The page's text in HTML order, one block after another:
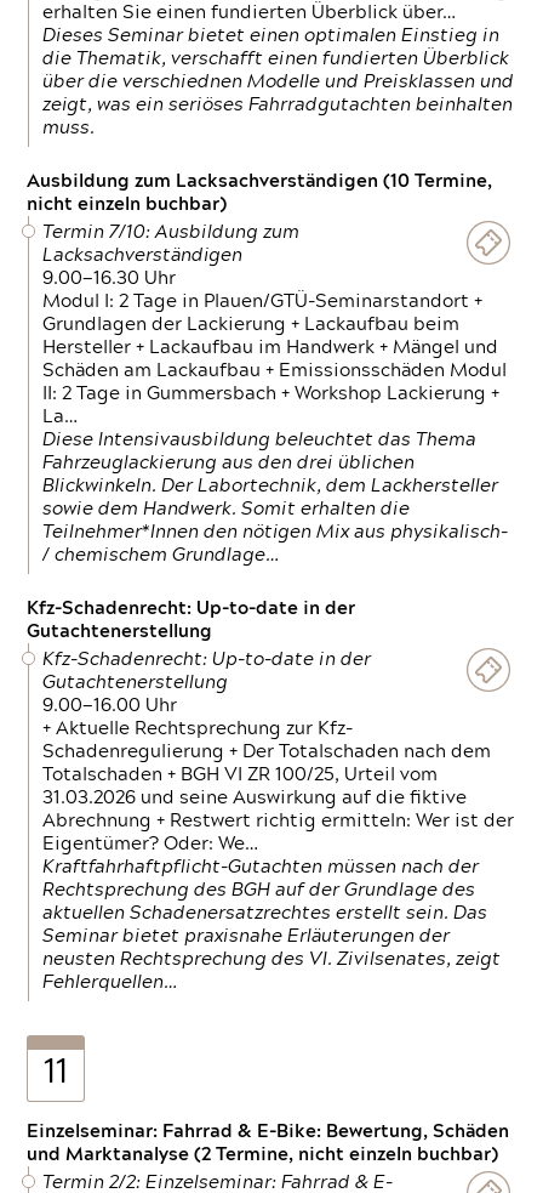
erhalten Sie einen fundierten Überblick über…
Dieses Seminar bietet einen optimalen Einstieg in
die Thematik, verschafft einen fundierten Überblick
über die verschiednen Modelle und Preisklassen und
zeigt, was ein seriöses Fahrradgutachten beinhalten
muss.
Ausbildung zum Lacksachverständigen (10 Termine,
nicht einzeln buchbar)
Termin 7/10: Ausbildung zum
Lacksachverständigen
9.00—16.30 Uhr
Modul I: 2 Tage in Plauen/GTÜ-Seminarstandort +
Grundlagen der Lackierung + Lackaufbau beim
Hersteller + Lackaufbau im Handwerk + Mängel und
Schäden am Lackaufbau + Emissionsschäden Modul
II: 2 Tage in Gummersbach + Workshop Lackierung +
La…
Diese Intensivausbildung beleuchtet das Thema
Fahrzeuglackierung aus den drei üblichen
Blickwinkeln. Der Labortechnik, dem Lackhersteller
sowie dem Handwerk. Somit erhalten die
Teilnehmer*Innen den nötigen Mix aus physikalisch-
/ chemischem Grundlage…
Kfz-Schadenrecht: Up-to-date in der
Gutachtenerstellung
Kfz-Schadenrecht: Up-to-date in der
Gutachtenerstellung
9.00—16.00 Uhr
+ Aktuelle Rechtsprechung zur Kfz-
Schadenregulierung + Der Totalschaden nach dem
Totalschaden + BGH VI ZR 100/25, Urteil vom
31.03.2026 und seine Auswirkung auf die fiktive
Abrechnung + Restwert richtig ermitteln: Wer ist der
Eigentümer? Oder: We…
Kraftfahrhaftpflicht-Gutachten müssen nach der
Rechtsprechung des BGH auf der Grundlage des
aktuellen Schadenersatzrechtes erstellt sein. Das
Seminar bietet praxisnahe Erläuterungen der
neusten Rechtsprechung des VI. Zivilsenates, zeigt
Fehlerquellen…
11
Einzelseminar: Fahrrad & E-Bike: Bewertung, Schäden
und Marktanalyse (2 Termine, nicht einzeln buchbar)
Termin 2/2: Einzelseminar: Fahrrad & E-